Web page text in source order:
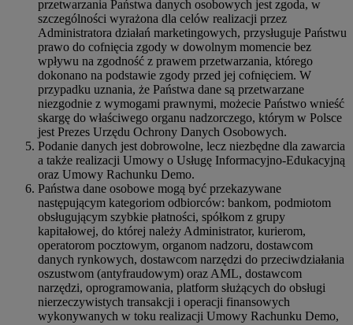
przetwarzania Państwa danych osobowych jest zgoda, w
szczególności wyrażona dla celów realizacji przez
Administratora działań marketingowych, przysługuje Państwu
prawo do cofnięcia zgody w dowolnym momencie bez
wpływu na zgodność z prawem przetwarzania, którego
dokonano na podstawie zgody przed jej cofnięciem. W
przypadku uznania, że Państwa dane są przetwarzane
niezgodnie z wymogami prawnymi, możecie Państwo wnieść
skargę do właściwego organu nadzorczego, którym w Polsce
jest Prezes Urzędu Ochrony Danych Osobowych.
Podanie danych jest dobrowolne, lecz niezbędne dla zawarcia
a także realizacji Umowy o Usługę Informacyjno-Edukacyjną
oraz Umowy Rachunku Demo.
Państwa dane osobowe mogą być przekazywane
następującym kategoriom odbiorców: bankom, podmiotom
obsługującym szybkie płatności, spółkom z grupy
kapitałowej, do której należy Administrator, kurierom,
operatorom pocztowym, organom nadzoru, dostawcom
danych rynkowych, dostawcom narzędzi do przeciwdziałania
oszustwom (antyfraudowym) oraz AML, dostawcom
narzędzi, oprogramowania, platform służących do obsługi
nierzeczywistych transakcji i operacji finansowych
wykonywanych w toku realizacji Umowy Rachunku Demo,